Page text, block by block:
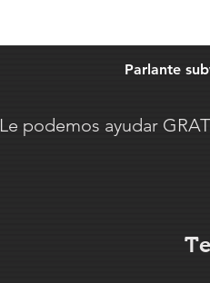
Parlante
Le podemos ayudar